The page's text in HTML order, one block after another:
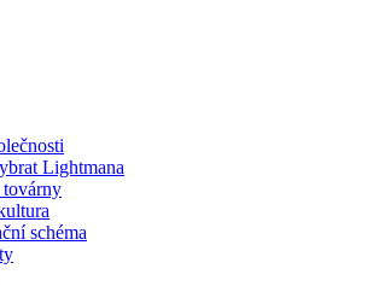
Lightmana
továrny
schéma